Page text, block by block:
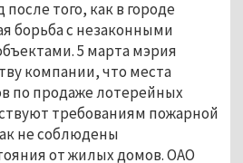
после того, как в городе
борьба с незаконными
5 марта мэрия
компании, что места
по продаже лотерейных
требованиям пожарной
не соблюдены
от жилых домов. ОАО